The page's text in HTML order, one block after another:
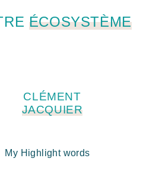
ÉCOSYSTÈME
CLÉMENT
JACQUIER
My Highlight words